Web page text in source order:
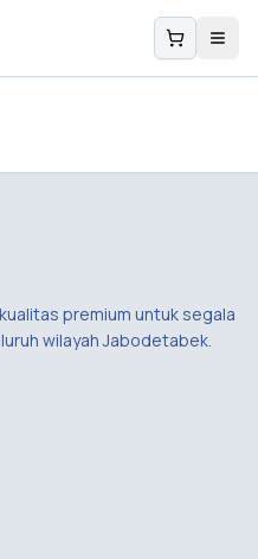
premium untuk segala
wilayah Jabodetabek.